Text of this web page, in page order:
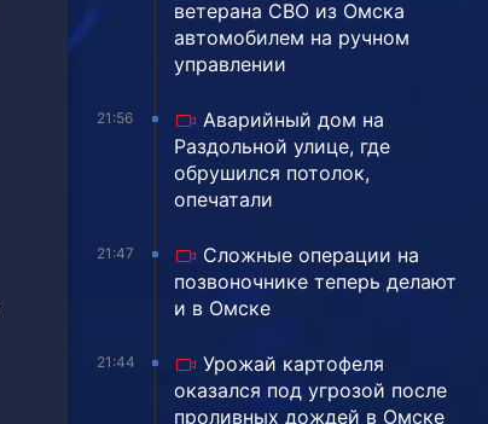
ветерана СВО из Омска
автомобилем на ручном
управлении
21:56
Аварийный дом на
Раздольной улице, где
обрушился потолок,
опечатали
21:47
Сложные операции на
позвоночнике теперь делают
и в Омске
21:44
Урожай картофеля
оказался под угрозой после
проливных дождей в Омске